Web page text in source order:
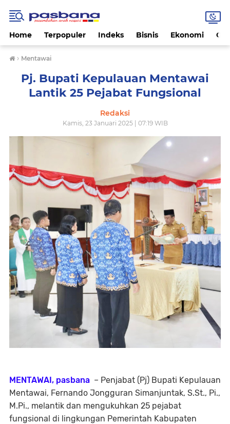
Home Terpopuler Indeks Bisnis Ekonomi
› Mentawai
Pj. Bupati Kepulauan Mentawai
Lantik 25 Pejabat Fungsional
Redaksi
Kamis, 23 Januari 2025 | 07:19 WIB
MENTAWAI, pasbana – Penjabat (Pj) Bupati Kepulauan
Mentawai, Fernando Jongguran Simanjuntak, S.St., Pi.,
M.Pi., melantik dan mengukuhkan 25 pejabat
fungsional di lingkungan Pemerintah Kabupaten